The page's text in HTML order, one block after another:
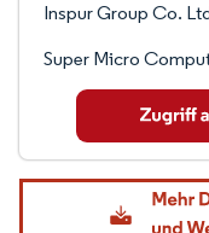
Inspur Group Co.
Super Micro